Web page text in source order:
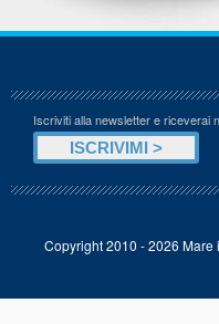
Iscriviti alla newsletter e riceverai
Copyright 2010 - 2026